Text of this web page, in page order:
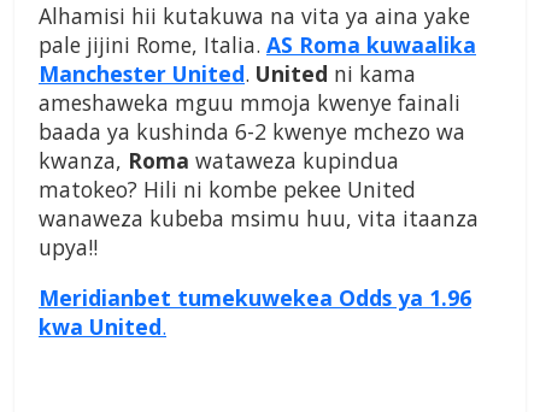
Alhamisi hii kutakuwa na vita ya aina yake
pale jijini Rome, Italia. AS Roma kuwaalika
Manchester United. United ni kama
ameshaweka mguu mmoja kwenye fainali
baada ya kushinda 6-2 kwenye mchezo wa
kwanza, Roma wataweza kupindua
matokeo? Hili ni kombe pekee United
wanaweza kubeba msimu huu, vita itaanza
upya!!
Meridianbet tumekuwekea Odds ya 1.96
kwa United.